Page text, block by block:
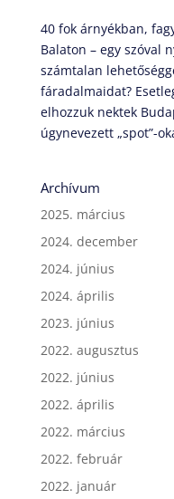
40 fok árnyékban,
Balaton – egy szóval
számtalan
fáradalmaidat?
elhozzuk nektek
úgynevezett „spot”-
Archívum
2025. március
2024. december
2024. június
2024. április
2023. június
2022. augusztus
2022. június
2022. április
2022. március
2022. február
2022. január